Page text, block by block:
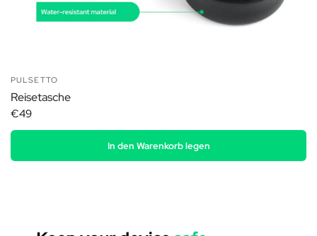
PULSETTO
Reisetasche
€49
In den Warenkorb legen